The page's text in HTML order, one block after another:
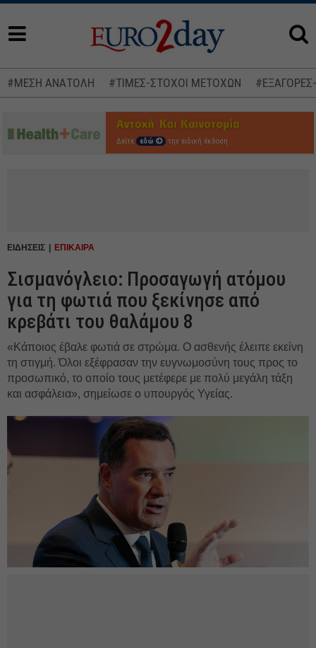
#ΜΕΣΗ ΑΝΑΤΟΛΗ #ΤΙΜΕΣ-ΣΤΟΧΟΙ ΜΕΤΟΧΩΝ
Δείτε εδώ την ειδική έκδοση
ΕΙΔΗΣΕΙΣ ΕΠΙΚΑΙΡΑ
Σισμανόγλειο: Προσαγωγή ατόμου
για τη φωτιά που ξεκίνησε από
κρεβάτι του θαλάμου 8
«Κάποιος έβαλε φωτιά σε στρώμα. Ο ασθενής έλειπε εκείνη
τη στιγμή. Όλοι εξέφρασαν την ευγνωμοσύνη τους προς το
προσωπικό, το οποίο τους μετέφερε με πολύ μεγάλη τάξη
και ασφάλεια», σημείωσε ο υπουργός Υγείας.